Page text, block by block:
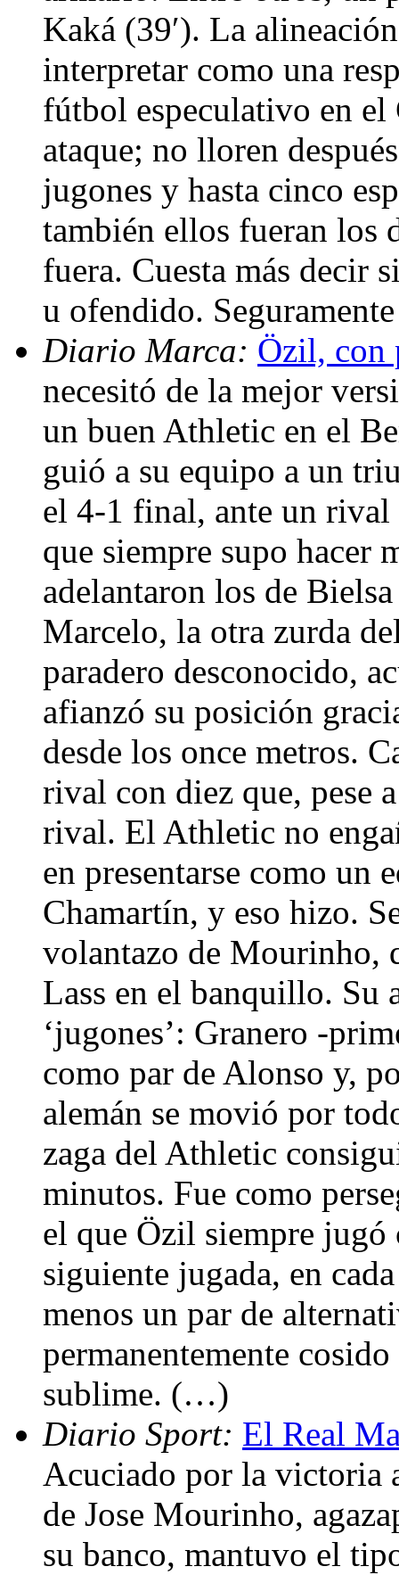
Kaká (39′). La
interpretar como una
fútbol especulativo en el
ataque; no lloren
jugones y hasta cinco
también ellos fueran los
fuera. Cuesta más decir
u ofendido.
Diario Marca: Özil, con
necesitó de la mejor
un buen Athletic en el
guió a su equipo a un
el 4-1 final, ante un rival
que siempre supo hacer
adelantaron los de
Marcelo, la otra zurda
paradero desconocido,
afianzó su posición
desde los once metros.
rival con diez que, pese
rival. El Athletic no
en presentarse como un
Chamartín, y eso hizo.
volantazo de Mourinho,
Lass en el banquillo. Su
‘jugones’: Granero -
como par de Alonso y,
alemán se movió por
zaga del Athletic
minutos. Fue como
el que Özil siempre jugó
siguiente jugada, en
menos un par de
permanentemente
sublime. (…)
Diario Sport: El Real
Acuciado por la victoria
de Jose Mourinho,
su banco, mantuvo el